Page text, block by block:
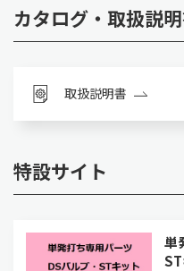
カタログ・取扱説
取扱説明書
特設サイト
単